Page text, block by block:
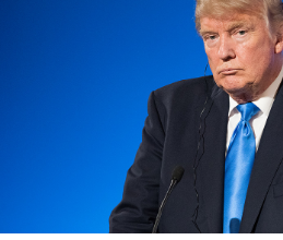
«Моссада» и специально
году, чтобы наладить связи
антиправительственными
отметила, что в дальнейшем
подрывной миссией в Ирак.
состояла «в разжигании
(сторонниками одного из